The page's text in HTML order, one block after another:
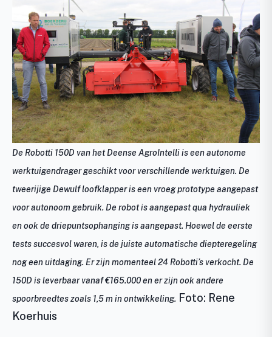
De Robotti 150D van het Deense AgroIntelli is een autonome
werktuigendrager geschikt voor verschillende werktuigen. De
tweerijige Dewulf loofklapper is een vroeg prototype aangepast
voor autonoom gebruik. De robot is aangepast qua hydrauliek
en ook de driepuntsophanging is aangepast. Hoewel de eerste
tests succesvol waren, is de juiste automatische diepteregeling
nog een uitdaging. Er zijn momenteel 24 Robotti’s verkocht. De
150D is leverbaar vanaf €165.000 en er zijn ook andere
spoorbreedtes zoals 1,5 m in ontwikkeling. Foto: Rene
Koerhuis